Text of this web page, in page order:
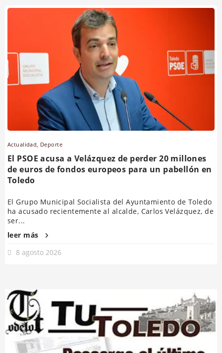
Actualidad, Deporte
El PSOE acusa a Velázquez de perder 20 millones
de euros de fondos europeos para un pabellón en
Toledo
El Grupo Municipal Socialista del Ayuntamiento de Toledo
ha acusado recientemente al alcalde, Carlos Velázquez, de
ser...
leer más
8 agosto 2026